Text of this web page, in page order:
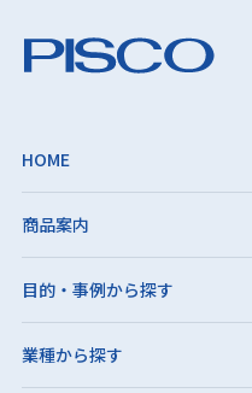
HOME
商品案内
目的・事例から探す
業種から探す